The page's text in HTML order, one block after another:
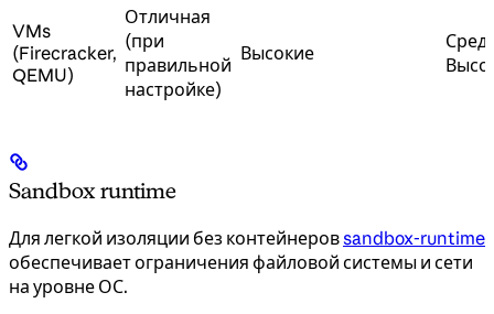
VMs
(Firecracker,
QEMU)
Отличная
(при
правильной
настройке)
Высокие
Sandbox runtime
Для легкой изоляции без контейнеровsandbox-runtime
обеспечивает ограничения файловой системы и сети
на уровне ОС.